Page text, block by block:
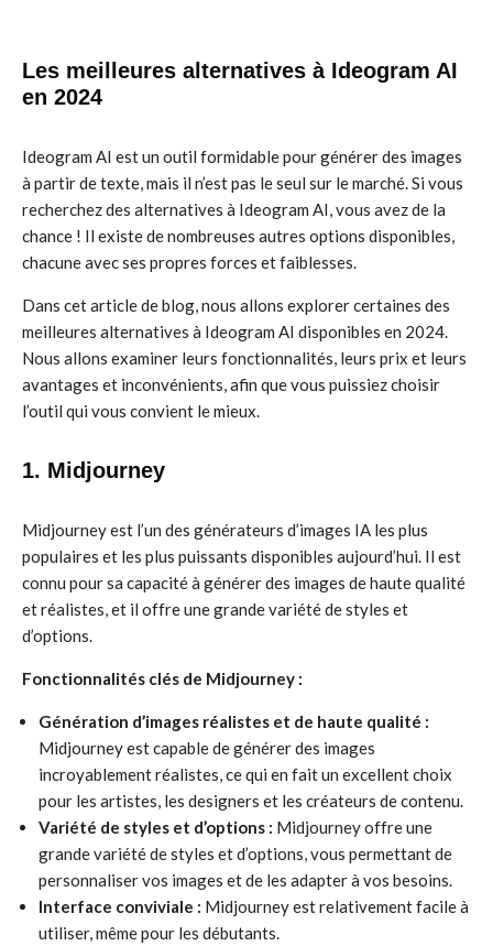
Les meilleures alternatives à Ideogram AI
en 2024
Ideogram AI est un outil formidable pour générer des images
à partir de texte, mais il n’est pas le seul sur le marché. Si vous
recherchez des alternatives à Ideogram AI, vous avez de la
chance ! Il existe de nombreuses autres options disponibles,
chacune avec ses propres forces et faiblesses.
Dans cet article de blog, nous allons explorer certaines des
meilleures alternatives à Ideogram AI disponibles en 2024.
Nous allons examiner leurs fonctionnalités, leurs prix et leurs
avantages et inconvénients, afin que vous puissiez choisir
l’outil qui vous convient le mieux.
1. Midjourney
Midjourney est l’un des générateurs d’images IA les plus
populaires et les plus puissants disponibles aujourd’hui. Il est
connu pour sa capacité à générer des images de haute qualité
et réalistes, et il offre une grande variété de styles et
d’options.
Fonctionnalités clés de Midjourney :
Génération d’images réalistes et de haute qualité :
Midjourney est capable de générer des images
incroyablement réalistes, ce qui en fait un excellent choix
pour les artistes, les designers et les créateurs de contenu.
Variété de styles et d’options : Midjourney offre une
grande variété de styles et d’options, vous permettant de
personnaliser vos images et de les adapter à vos besoins.
Interface conviviale : Midjourney est relativement facile à
utiliser, même pour les débutants.